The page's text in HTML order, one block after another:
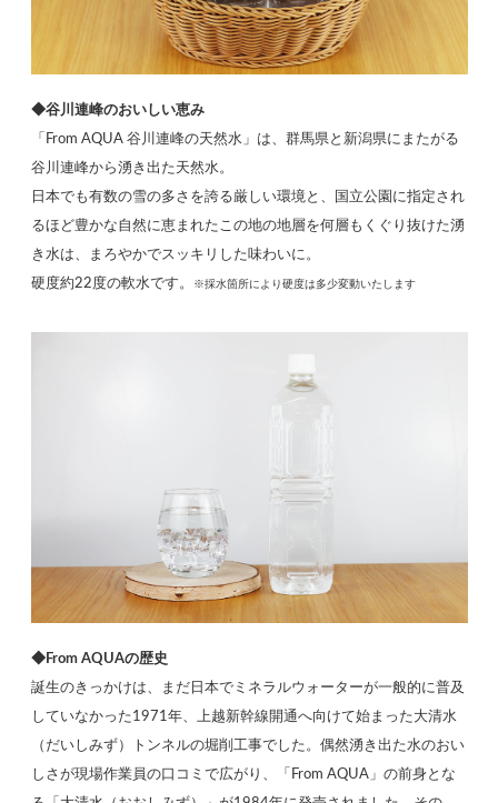
◆谷川連峰のおいしい恵み
「From AQUA 谷川連峰の天然水」は、群馬県と新潟県にまたがる
谷川連峰から湧き出た天然水。
日本でも有数の雪の多さを誇る厳しい環境と、国立公園に指定され
るほど豊かな自然に恵まれたこの地の地層を何層もくぐり抜けた湧
き水は、まろやかでスッキリした味わいに。
硬度約22度の軟水です。
※採水箇所により硬度は多少変動いたします
◆From AQUAの歴史
誕生のきっかけは、まだ日本でミネラルウォーターが一般的に普及
していなかった1971年、上越新幹線開通へ向けて始まった大清水
（だいしみず）トンネルの堀削工事でした。偶然湧き出た水のおい
しさが現場作業員の口コミで広がり、「From AQUA」の前身とな